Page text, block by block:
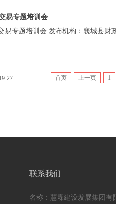
易专题培训会
易专题培训会 发布机构：襄城县财
27 首页 上一页 1
联系我们
名称：慧霖建设发展集团有